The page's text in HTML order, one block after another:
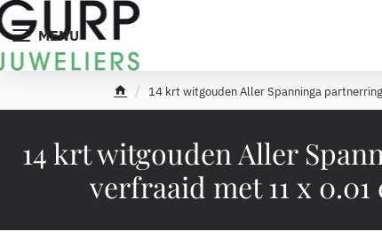
MENU
14 krt witgouden Aller
verfraaid met 11 x
e
14 krt witgouden Aller Spanninga